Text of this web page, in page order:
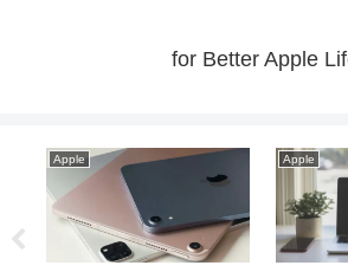
for Better Apple
Apple Apple